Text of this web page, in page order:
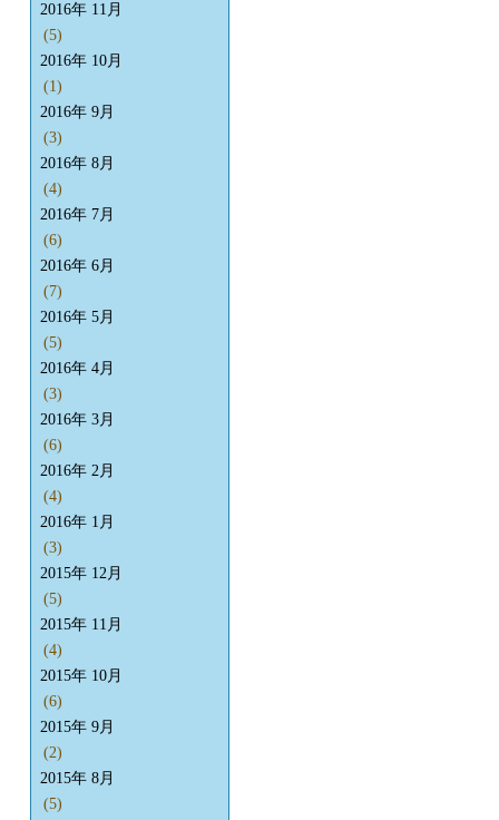
2016年 11月
(5)
2016年 10月
(1)
2016年 9月
(3)
2016年 8月
(4)
2016年 7月
(6)
2016年 6月
(7)
2016年 5月
(5)
2016年 4月
(3)
2016年 3月
(6)
2016年 2月
(4)
2016年 1月
(3)
2015年 12月
(5)
2015年 11月
(4)
2015年 10月
(6)
2015年 9月
(2)
2015年 8月
(5)